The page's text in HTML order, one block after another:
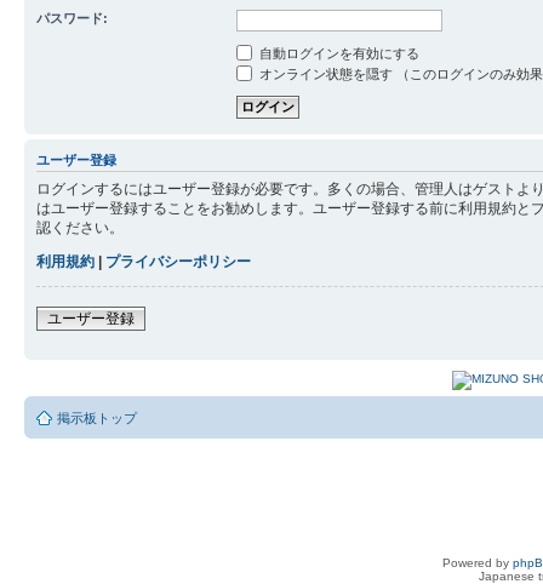
パスワード:
自動ログインを有効にする
オンライン状態を隠す （このログインのみ効
ユーザー登録
ログインするにはユーザー登録が必要です。多くの場合、管理人はゲスト
はユーザー登録することをお勧めします。ユーザー登録する前に利用規約
認ください。
利用規約 | プライバシーポリシー
ユーザー登録
掲示板トップ
Powered by
Japanese